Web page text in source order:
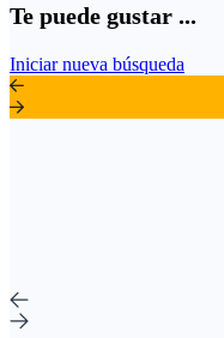
Te puede gustar ...
Iniciar nueva búsqueda